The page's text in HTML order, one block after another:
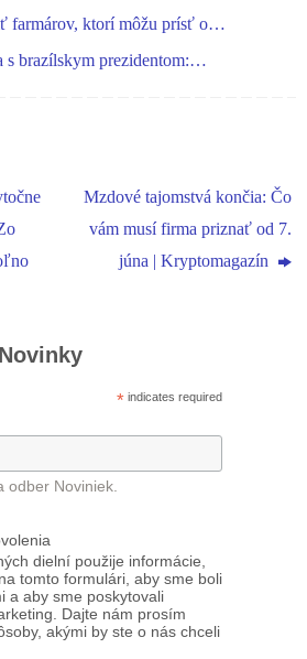
farmárov, ktorí môžu prísť o…
s brazílskym prezidentom:…
Mzdové tajomstvá končia: Čo
vám musí firma priznať od 7.
júna | Kryptomagazín
* indicates required
odber Noviniek.
dielní použije informácie,
tomto formulári, aby sme boli
a aby sme poskytovali
Dajte nám prosím
akými by ste o nás chceli